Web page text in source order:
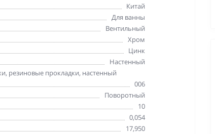
Китай
Для ванны
Вентильный
Хром
Цинк
Настенный
резиновые прокладки, настенный
006
Поворотный
10
0,054
17,950